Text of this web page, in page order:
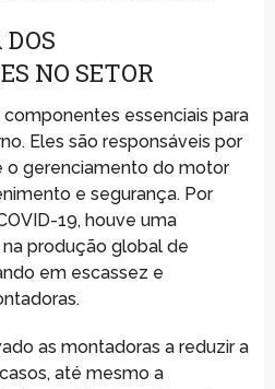
NO SETOR
essenciais para
Eles são responsáveis por
o gerenciamento do motor
e segurança. Por
19, houve uma
produção global de
em escassez e
as montadoras a reduzir a
até mesmo a